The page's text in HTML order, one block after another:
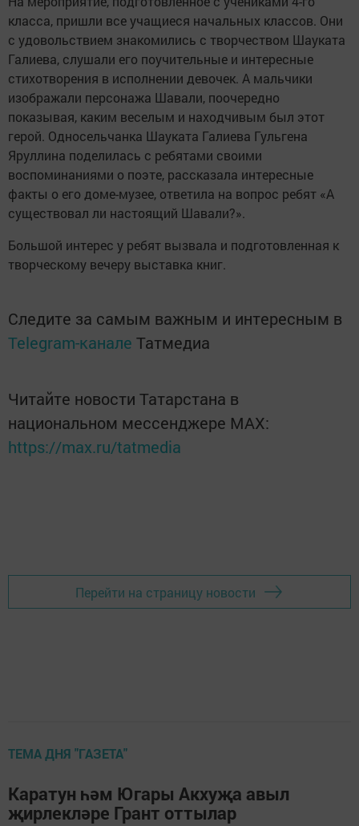
класса, пришли все учащиеся начальных классов. Они
с удовольствием знакомились с творчеством Шауката
Галиева, слушали его поучительные и интересные
стихотворения в исполнении девочек. А мальчики
изображали персонажа Шавали, поочередно
показывая, каким веселым и находчивым был этот
герой. Односельчанка Шауката Галиева Гульгена
Яруллина поделилась с ребятами своими
воспоминаниями о поэте, рассказала интересные
факты о его доме-музее, ответила на вопрос ребят «А
существовал ли настоящий Шавали?».
Большой интерес у ребят вызвала и подготовленная к
творческому вечеру выставка книг.
Следите за самым важным и интересным в
Telegram-канале Татмедиа
Читайте новости Татарстана в
национальном мессенджере MАХ:
https://max.ru/tatmedia
Перейти на страницу новости
ТЕМА ДНЯ "ГАЗЕТА"
Каратун һәм Югары Акхуҗа авыл
җирлекләре Грант оттылар